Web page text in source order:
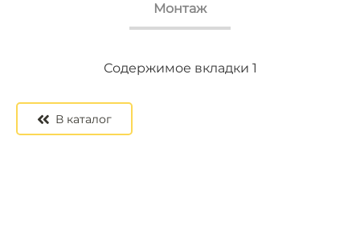
Монтаж
Содержимое вкладки 1
Содержимое вкладки 2
Содержимое вкладки 3
В каталог